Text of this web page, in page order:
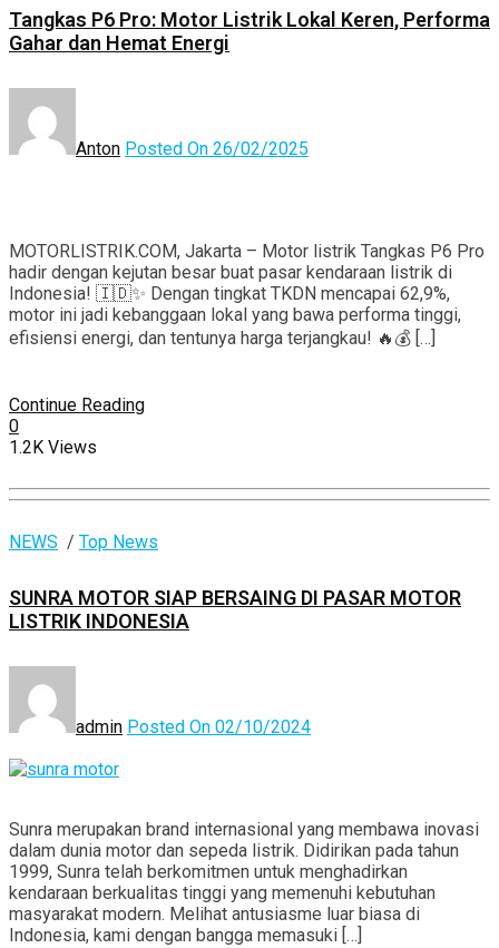
Tangkas P6 Pro: Motor Listrik Lokal Keren, Performa
Gahar dan Hemat Energi
Anton Posted On 26/02/2025
MOTORLISTRIK.COM, Jakarta – Motor listrik Tangkas P6 Pro
hadir dengan kejutan besar buat pasar kendaraan listrik di
Indonesia! 🇮🇩✨ Dengan tingkat TKDN mencapai 62,9%,
motor ini jadi kebanggaan lokal yang bawa performa tinggi,
efisiensi energi, dan tentunya harga terjangkau! 🔥💰 […]
Continue Reading
0
1.2K Views
NEWS / Top News
SUNRA MOTOR SIAP BERSAING DI PASAR MOTOR
LISTRIK INDONESIA
admin Posted On 02/10/2024
Sunra merupakan brand internasional yang membawa inovasi
dalam dunia motor dan sepeda listrik. Didirikan pada tahun
1999, Sunra telah berkomitmen untuk menghadirkan
kendaraan berkualitas tinggi yang memenuhi kebutuhan
masyarakat modern. Melihat antusiasme luar biasa di
Indonesia, kami dengan bangga memasuki […]